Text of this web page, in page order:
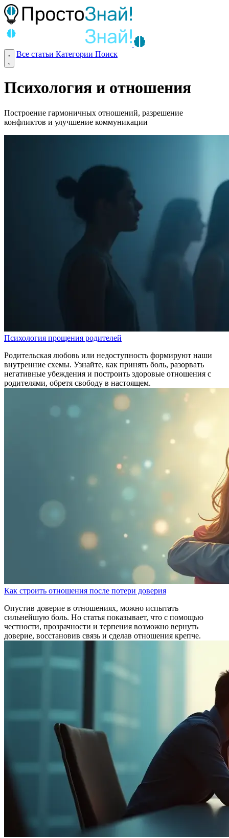
Все статьи Категории Поиск
Психология и отношения
Построение гармоничных отношений, разрешение
конфликтов и улучшение коммуникации
Психология прощения родителей
Родительская любовь или недоступность формируют наши
внутренние схемы. Узнайте, как принять боль, разорвать
негативные убеждения и построить здоровые отношения с
родителями, обретя свободу в настоящем.
Как строить отношения после потери доверия
Опустив доверие в отношениях, можно испытать
сильнейшую боль. Но статья показывает, что с помощью
честности, прозрачности и терпения возможно вернуть
доверие, восстановив связь и сделав отношения крепче.